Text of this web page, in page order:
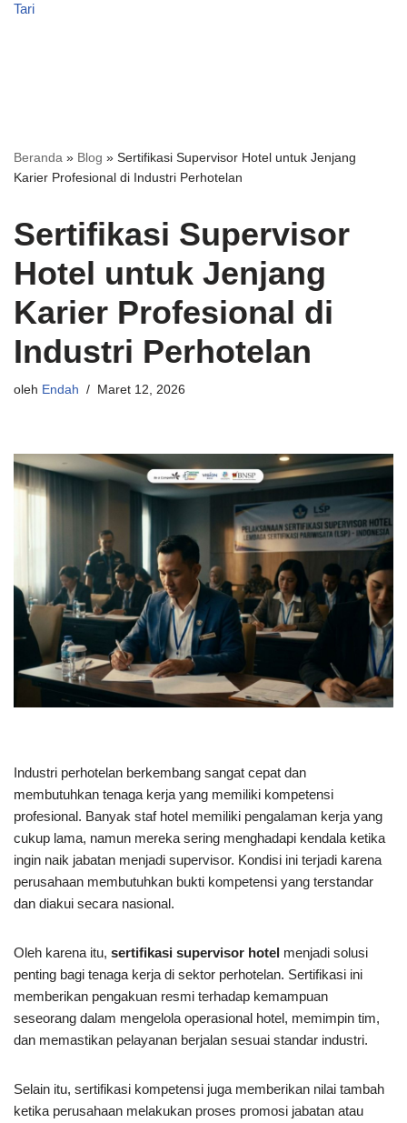
Tari
Beranda » Blog » Sertifikasi Supervisor Hotel untuk Jenjang
Karier Profesional di Industri Perhotelan
Sertifikasi Supervisor
Hotel untuk Jenjang
Karier Profesional di
Industri Perhotelan
oleh Endah Maret 12, 2026
Industri perhotelan berkembang sangat cepat dan
membutuhkan tenaga kerja yang memiliki kompetensi
profesional. Banyak staf hotel memiliki pengalaman kerja yang
cukup lama, namun mereka sering menghadapi kendala ketika
ingin naik jabatan menjadi supervisor. Kondisi ini terjadi karena
perusahaan membutuhkan bukti kompetensi yang terstandar
dan diakui secara nasional.
Oleh karena itu, sertifikasi supervisor hotel menjadi solusi
penting bagi tenaga kerja di sektor perhotelan. Sertifikasi ini
memberikan pengakuan resmi terhadap kemampuan
seseorang dalam mengelola operasional hotel, memimpin tim,
dan memastikan pelayanan berjalan sesuai standar industri.
Selain itu, sertifikasi kompetensi juga memberikan nilai tambah
ketika perusahaan melakukan proses promosi jabatan atau